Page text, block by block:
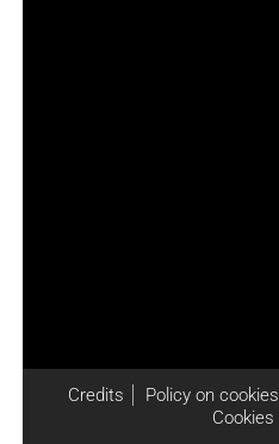
Credits Policy on cookies
Cookies